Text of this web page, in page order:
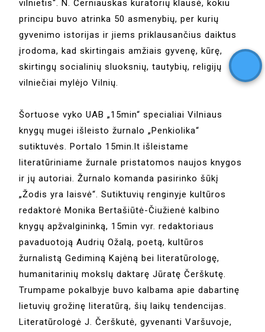
vilnietis“. N. Černiauskas kuratorių klausė, kokiu
principu buvo atrinka 50 asmenybių, per kurių
gyvenimo istorijas ir jiems priklausančius daiktus
įrodoma, kad skirtingais amžiais gyvenę, kūrę,
skirtingų socialinių sluoksnių, tautybių, religijų
vilniečiai mylėjo Vilnių.
Šortuose vyko UAB „15min“ specialiai Vilniaus
knygų mugei išleisto žurnalo „Penkiolika“
sutiktuvės. Portalo 15min.lt išleistame
literatūriniame žurnale pristatomos naujos knygos
ir jų autoriai. Žurnalo komanda pasirinko šūkį
„Žodis yra laisvė“. Sutiktuvių renginyje kultūros
redaktorė Monika Bertašiūtė-Čiužienė kalbino
knygų apžvalgininką, 15min vyr. redaktoriaus
pavaduotoją Audrių Ožalą, poetą, kultūros
žurnalistą Gediminą Kajėną bei literatūrologę,
humanitarinių mokslų daktarę Jūratę Čerškutę.
Trumpame pokalbyje buvo kalbama apie dabartinę
lietuvių grožinę literatūrą, šių laikų tendencijas.
Literatūrologė J. Čerškutė, gyvenanti Varšuvoje,